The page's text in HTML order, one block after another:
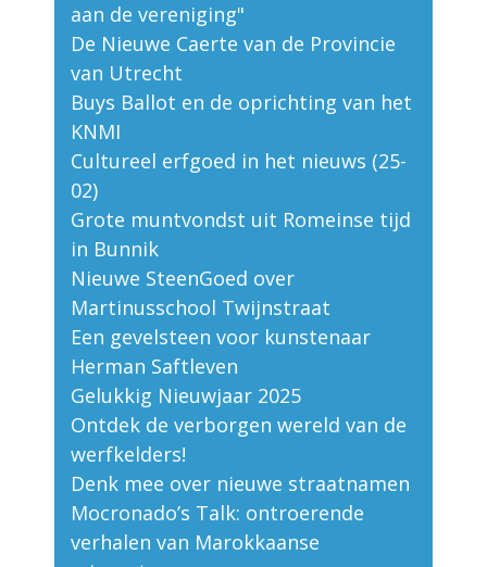
aan de vereniging"
De Nieuwe Caerte van de Provincie
van Utrecht
Buys Ballot en de oprichting van het
KNMI
Cultureel erfgoed in het nieuws (25-
02)
Grote muntvondst uit Romeinse tijd
in Bunnik
Nieuwe SteenGoed over
Martinusschool Twijnstraat
Een gevelsteen voor kunstenaar
Herman Saftleven
Gelukkig Nieuwjaar 2025
Ontdek de verborgen wereld van de
werfkelders!
Denk mee over nieuwe straatnamen
Mocronado’s Talk: ontroerende
verhalen van Marokkaanse